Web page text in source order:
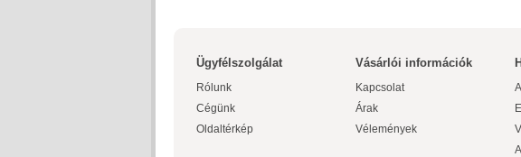
Ügyfélszolgálat
Rólunk
Cégünk
Oldaltérkép
Vásárlói információk
Kapcsolat
Árak
Vélemények